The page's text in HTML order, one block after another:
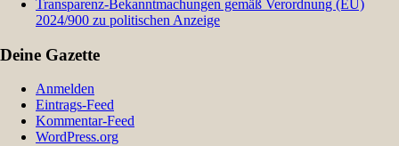
Transparenz-Bekanntmachungen gemäß Verordnung (EU)
2024/900 zu politischen Anzeige
Deine Gazette
Anmelden
Eintrags-Feed
Kommentar-Feed
WordPress.org